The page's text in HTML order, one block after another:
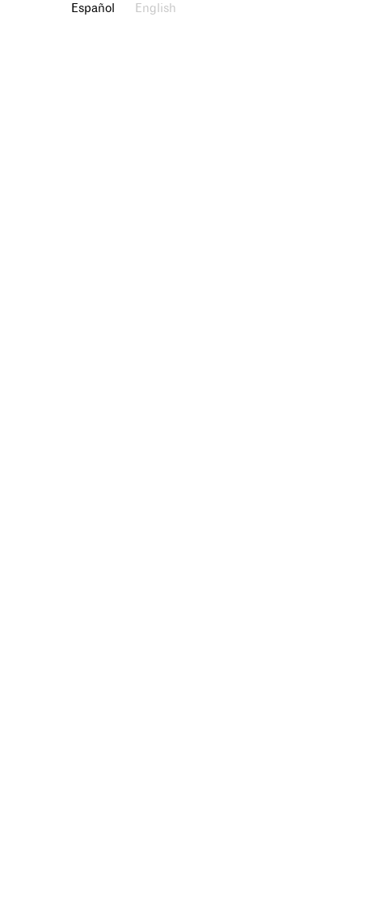
Español English